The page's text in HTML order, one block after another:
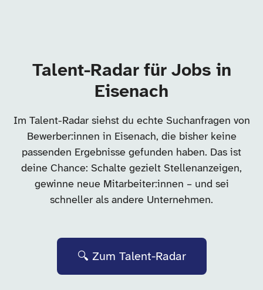
Talent-Radar für Jobs in
Eisenach
Im Talent-Radar siehst du echte Suchanfragen von
Bewerber:innen in Eisenach, die bisher keine
passenden Ergebnisse gefunden haben. Das ist
deine Chance: Schalte gezielt Stellenanzeigen,
gewinne neue Mitarbeiter:innen – und sei
schneller als andere Unternehmen.
🔍 Zum Talent-Radar